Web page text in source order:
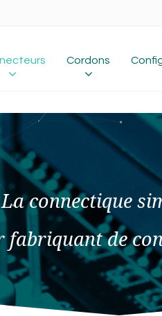
Cordons
La connectique
fabriquant de